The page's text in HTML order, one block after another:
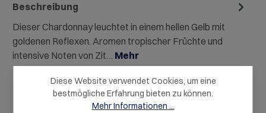
Beschreibung
Dieser Chardonnay leuchtet in einem hellen Gelb mit
goldenen Reflexen. Aromen tropischer Früchte und
intensive Noten von Zit… Mehr
Diese Website verwendet Cookies, um eine
bestmögliche Erfahrung bieten zu können.
Mehr Informationen ...